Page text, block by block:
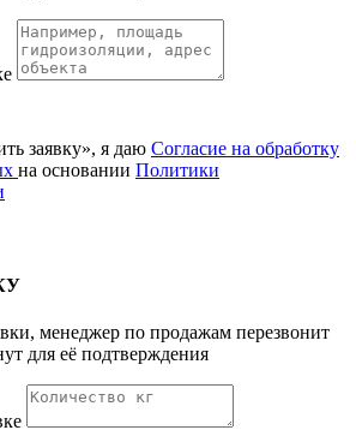
заявку», я даю Согласие на обработку
на основании Политики
менеджер по продажам перезвонит
для её подтверждения